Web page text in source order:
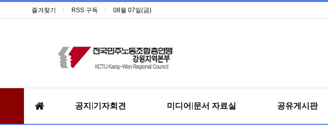
즐겨찾기 RSS 구독 08월 07일(금)
공지|기자회견 미디어|문서 자료실 공유게시판